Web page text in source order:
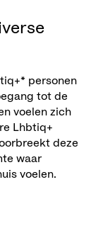
personen
tot de
voelen zich
Lhbtiq+
deze
waar
voelen.